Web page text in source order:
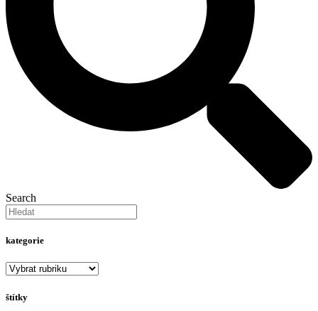
Search
kategorie
kategorie
štítky